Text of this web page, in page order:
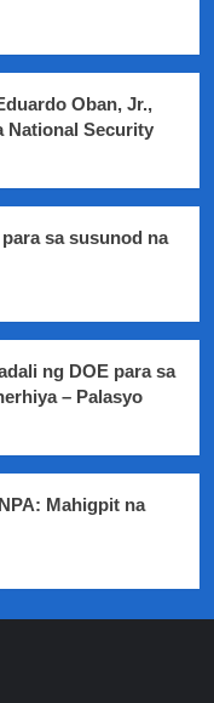
Oban, Jr.,
National Security
sa susunod na
ng DOE para sa
– Palasyo
Mahigpit na